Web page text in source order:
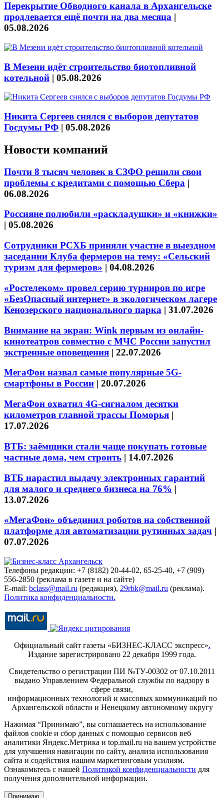
Перекрытие Обводного канала в Архангельске
продлевается ещё почти на два месяца |
05.08.2026
В Мезени идёт строительство биотопливной
котельной | 05.08.2026
Никита Сергеев снялся с выборов депутатов
Госдумы РФ | 05.08.2026
Новости компаний
Почти 8 тысяч человек в СЗФО решили свои
проблемы с кредитами с помощью Сбера |
06.08.2026
Россияне полюбили «раскладушки» и «книжки»
| 05.08.2026
Сотрудники РСХБ приняли участие в выездном
заседании Клуба фермеров на тему: «Сельский
туризм для фермеров» | 04.08.2026
«Ростелеком» провел серию турниров по игре
«БезОпасный интернет» в экологическом лагере
Кенозерского национального парка | 31.07.2026
Внимание на экран: Wink первым из онлайн-
кинотеатров совместно с МЧС России запустил
экстренные оповещения | 22.07.2026
МегаФон назвал самые популярные 5G-
смартфоны в России | 20.07.2026
МегаФон охватил 4G-сигналом десятки
километров главной трассы Поморья |
17.07.2026
ВТБ: заёмщики стали чаще покупать готовые
частные дома, чем строить | 14.07.2026
ВТБ нарастил выдачу электронных гарантий
для малого и среднего бизнеса на 76% |
13.07.2026
«МегаФон» объединил роботов на собственной
платформе для автоматизации рутинных задач |
07.07.2026
Телефоны редакции: +7 (8182) 20-44-02, 65-25-40, +7 (909)
556-2850 (реклама в газете и на сайте)
E-mail: bclass@mail.ru (редакция), 29rbk@mail.ru (реклама).
Политика конфиденциальности.
Официальный сайт газеты «БИЗНЕС-КЛАСС экспресс».
Издание зарегистрировано 22 декабря 1999 года.
Свидетельство о регистрации ПИ №ТУ-00302 от 07.10.2011
выдано Управлением Федеральной службы по надзору в
сфере связи,
информационных технологий и массовых коммуникаций по
Архангельской области и Ненецкому автономному округу
Нажимая “Принимаю”, вы соглашаетесь на использование
файлов cookie и сбор данных с помощью сервисов веб
аналитики Яндекс.Метрика и top.mail.ru на вашем устройстве
для улучшения навигации по сайту, анализа использования
сайта и содействия нашим маркетинговым усилиям.
Ознакомьтесь с нашей Политикой конфиденциальности для
получения дополнительной информации.
Принимаю